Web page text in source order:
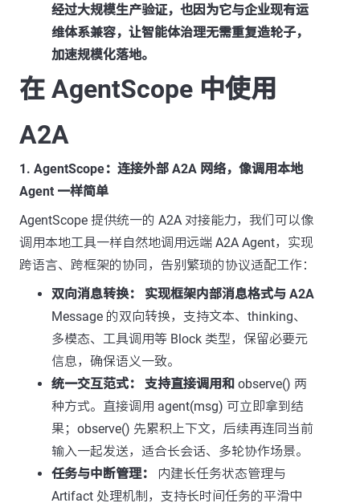
经过大规模生产验证，也因为它与企业现有运
维体系兼容，让智能体治理无需重复造轮子，
加速规模化落地。
在 AgentScope 中使用
A2A
1. AgentScope：连接外部 A2A 网络，像调用本地
Agent 一样简单
AgentScope 提供统一的 A2A 对接能力，我们可以像
调用本地工具一样自然地调用远端 A2A Agent，实现
跨语言、跨框架的协同，告别繁琐的协议适配工作：
双向消息转换：
实现框架内部消息格式与 A2A
Message 的双向转换，支持文本、thinking、
多模态、工具调用等 Block 类型，保留必要元
信息，确保语义一致。
统一交互范式：
支持直接调用和 observe() 两
种方式。直接调用 agent(msg) 可立即拿到结
果；observe() 先累积上下文，后续再连同当前
输入一起发送，适合长会话、多轮协作场景。
任务与中断管理：
内建长任务状态管理与
Artifact 处理机制，支持长时间任务的平滑中